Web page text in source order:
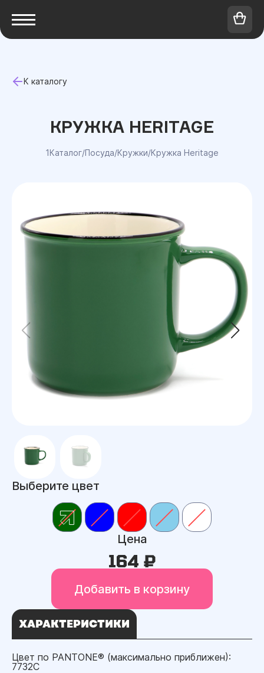
К каталогу
КРУЖКА HERITAGE
1Каталог/Посуда/Кружки/Кружка Heritage
Выберите цвет
Цена
164 ₽
Добавить в корзину
ХАРАКТЕРИСТИКИ
Цвет по PANTONE® (максимально приближен):
7732C